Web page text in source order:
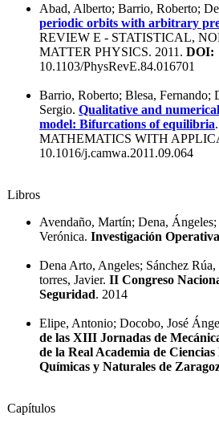
Abad, Alberto; Barrio, Roberto;
periodic orbits with arbitrary
REVIEW E - STATISTICAL,
MATTER PHYSICS. 2011. DOI:
10.1103/PhysRevE.84.016701
Barrio, Roberto; Blesa, Fernando;
Sergio. Qualitative and
model: Bifurcations of equilibria
MATHEMATICS WITH
10.1016/j.camwa.2011.09.064
Libros
Avendaño, Martín; Dena,
Verónica. Investigación Operativa
Dena Arto, Angeles; Sánchez Rúa,
torres, Javier. II Congreso
Seguridad. 2014
Elipe, Antonio; Docobo, José
de las XIII Jornadas de
de la Real Academia de Ciencias
Químicas y Naturales de
Capítulos